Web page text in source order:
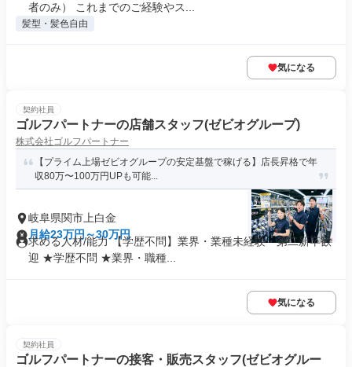
者のみ） これまでのご経験やス...
髪型・髪色自由
気になる
契約社員
ゴルフパートナーの店舗スタッフ(ゼビオグループ)
株式会社ゴルフパートナー
【プライム上場ゼビオグループの安定基盤で稼げる】店長昇格で年
収80万〜100万円UPも可能...
岐阜県関市上白金
月給23万円～30万円
求める人材/能力 【学歴不問】業界・業種未経験・第⼆新卒歓
迎 ★学歴不問 ★業界・職種...
気になる
契約社員
ゴルフパートナーの接客・販売スタッフ(ゼビオグルー